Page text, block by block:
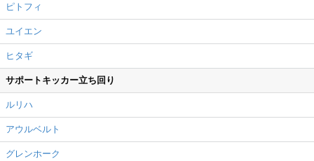
ピトフィ
ユイエン
ヒタギ
サポートキッカー立ち回り
ルリハ
アウルベルト
グレンホーク